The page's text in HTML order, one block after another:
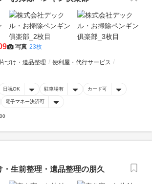
写真 23枚
片づけ・遺品整理
便利屋・代行サービス
日祝OK 駐車場有 カード可
電子マネー決済可
・生前整理・遺品整理の朋久